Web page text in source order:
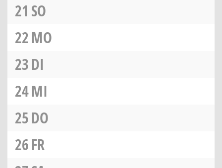
21 SO
22MO
23DI
24MI
25DO
26FR